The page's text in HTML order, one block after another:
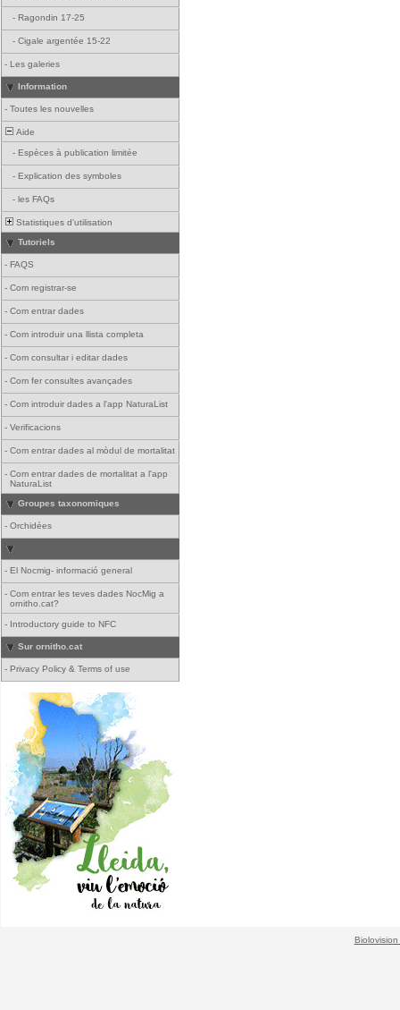
- Ragondin 17-25
- Cigale argentée 15-22
- Les galeries
Information
- Toutes les nouvelles
Aide
- Espèces à publication limitée
- Explication des symboles
- les FAQs
Statistiques d'utilisation
Tutoriels
- FAQS
- Com registrar-se
- Com entrar dades
- Com introduir una llista completa
- Com consultar i editar dades
- Com fer consultes avançades
- Com introduir dades a l'app NaturaList
- Verificacions
- Com entrar dades al mòdul de mortalitat
- Com entrar dades de mortalitat a l'app
NaturaList
Groupes taxonomiques
- Orchidées
- El Nocmig- informació general
- Com entrar les teves dades NocMig a
ornitho.cat?
- Introductory guide to NFC
Sur ornitho.cat
- Privacy Policy & Terms of use
Biolovision